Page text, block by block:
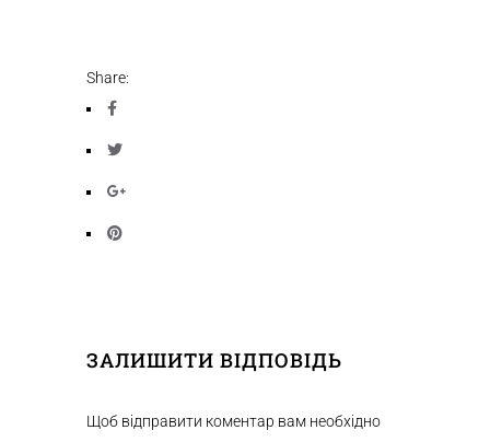
Share:
ЗАЛИШИТИ ВІДПОВІДЬ
Щоб відправити коментар вам необхідно